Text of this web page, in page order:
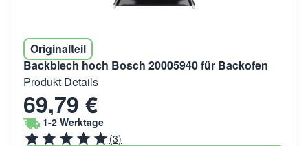
Originalteil
Backblech hoch Bosch 20005940 für Backofen
Produkt Details
69,79 €
1-2 Werktage
(3)